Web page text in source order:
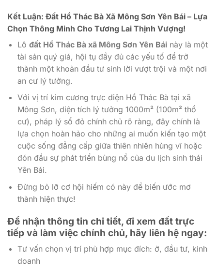
Kết Luận: Đất Hồ Thác Bà Xã Mông Sơn Yên Bái – Lựa
Chọn Thông Minh Cho Tương Lai Thịnh Vượng!
Lô đất Hồ Thác Bà xã Mông Sơn Yên Báinày là một
tài sản quý giá, hội tụ đầy đủ các yếu tố để trở
thành một khoản đầu tư sinh lời vượt trội và một nơi
an cư lý tưởng.
Với vị trí kim cương trực diện Hồ Thác Bà tại xã
Mông Sơn, diện tích lý tưởng 1000m² (100m² thổ
cư), pháp lý sổ đỏ chính chủ rõ ràng, đây chính là
lựa chọn hoàn hảo cho những ai muốn kiến tạo một
cuộc sống đẳng cấp giữa thiên nhiên hùng vĩ hoặc
đón đầu sự phát triển bùng nổ của du lịch sinh thái
Yên Bái.
Đừng bỏ lỡ cơ hội hiếm có này để biến ước mơ
thành hiện thực!
Để nhận thông tin chi tiết, đi xem đất trực
tiếp và làm việc chính chủ, hãy liên hệ ngay:
Tư vấn chọn vị trí phù hợp mục đích: ở, đầu tư, kinh
doanh